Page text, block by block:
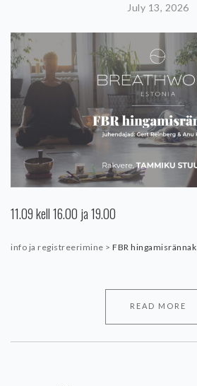
July 13, 2026
11.09 kell 16.00 ja 19.00
info ja registreerimine > FBR hingamisrännak
READ MORE